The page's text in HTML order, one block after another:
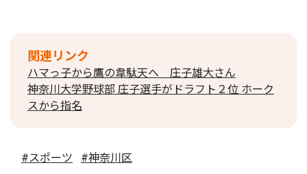
関連リンク
ハマっ子から鷹の韋駄天へ 庄子雄大さん
神奈川大学野球部 庄子選手がドラフト２位 ホーク
スから指名
#スポーツ #神奈川区